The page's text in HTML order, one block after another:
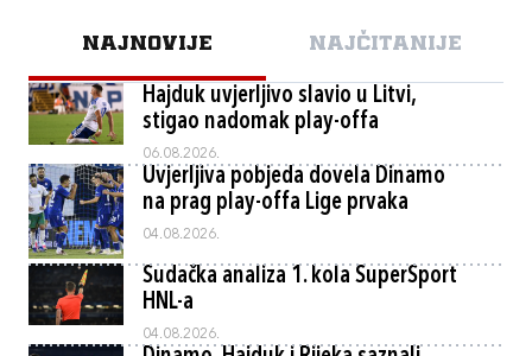
NAJNOVIJE NAJČITANIJE
Hajduk uvjerljivo slavio u Litvi,
stigao nadomak play-offa
06.08.2026.
Uvjerljiva pobjeda dovela Dinamo
na prag play-offa Lige prvaka
04.08.2026.
Sudačka analiza 1. kola SuperSport
HNL-a
04.08.2026.